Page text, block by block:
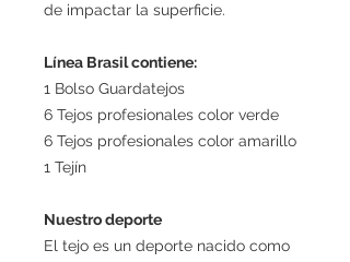
de impactar la superficie.
Línea Brasil contiene:
1 Bolso Guardatejos
6 Tejos profesionales color verde
6 Tejos profesionales color amarillo
1 Tejín
Nuestro deporte
El tejo es un deporte nacido como